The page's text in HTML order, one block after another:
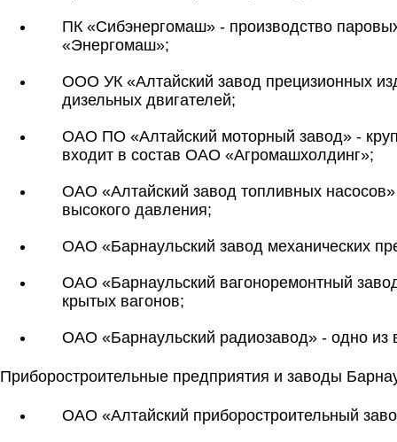
ПК «Сибэнергомаш» - производство
«Энергомаш»;
ООО УК «Алтайский завод прецизионных
дизельных двигателей;
ОАО ПО «Алтайский моторный завод» -
входит в состав ОАО «Агромашхолдинг»;
ОАО «Алтайский завод топливных
высокого давления;
ОАО «Барнаульский завод механических
ОАО «Барнаульский вагоноремонтный
крытых вагонов;
ОАО «Барнаульский радиозавод» - одно
Приборостроительные предприятия и заводы
ОАО «Алтайский приборостроительный